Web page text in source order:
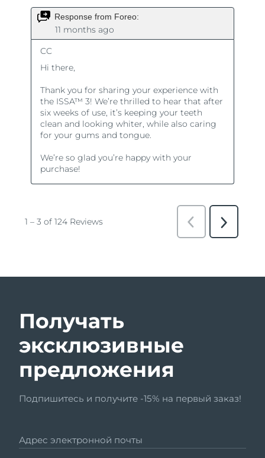
Получать
эксклюзивные
предложения
Подпишитесь и получите -15% на первый заказ!
Адрес электронной почты